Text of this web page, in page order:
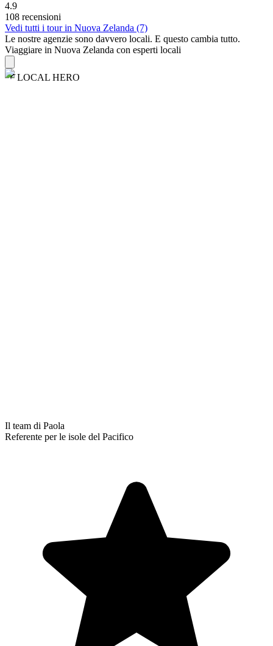
4.9
108 recensioni
Vedi tutti i tour in Nuova Zelanda (7)
Le nostre agenzie sono davvero locali. E questo cambia tutto.
Viaggiare in Nuova Zelanda con esperti locali
LOCAL HERO
Il team di Paola
Referente per le isole del Pacifico